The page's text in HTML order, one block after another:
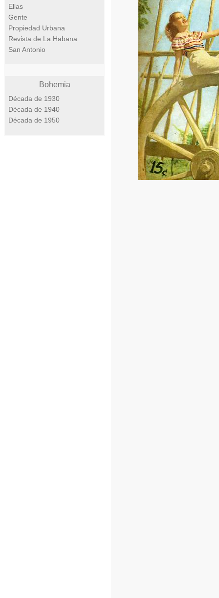
Ellas
Gente
Propiedad Urbana
Revista de La Habana
San Antonio
Bohemia
Década de 1930
Década de 1940
Década de 1950